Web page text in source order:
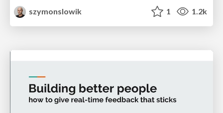
szymonslowik
1 1.2k